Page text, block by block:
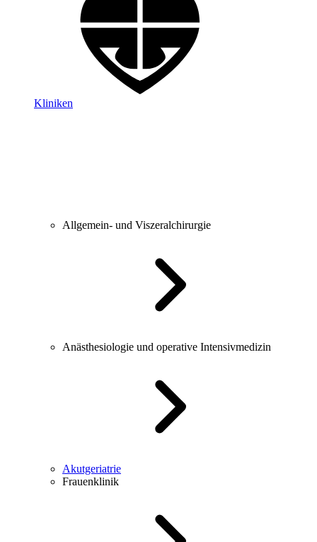
Kliniken
Allgemein- und Viszeralchirurgie
Anästhesiologie und operative Intensivmedizin
Akutgeriatrie
Frauenklinik